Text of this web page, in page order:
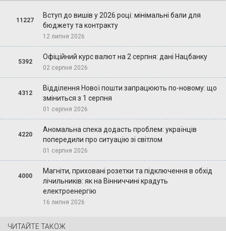
11227
Вступ до вишів у 2026 році: мінімальні бали для
бюджету та контракту
12 липня 2026
5392
Офіційний курс валют на 2 серпня: дані Нацбанку
02 серпня 2026
4312
Відділення Нової пошти запрацюють по-новому: що
зміниться з 1 серпня
01 серпня 2026
4220
Аномальна спека додасть проблем: українців
попередили про ситуацію зі світлом
01 серпня 2026
4000
Магніти, приховані розетки та підключення в обхід
лічильників: як на Вінниччині крадуть
електроенергію
16 липня 2026
ЧИТАЙТЕ ТАКОЖ